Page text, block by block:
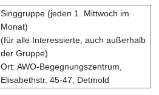
Singgruppe (jeden 1. Mittwoch im
Monat)
(für alle Interessierte, auch außerhalb
der Gruppe)
Ort: AWO-Begegnungszentrum,
Elisabethstr. 45-47, Detmold